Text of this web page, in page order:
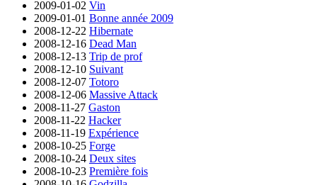
2009-01-02 Vin
2009-01-01 Bonne année 2009
2008-12-22 Hibernate
2008-12-16 Dead Man
2008-12-13 Trip de prof
2008-12-10 Suivant
2008-12-07 Totoro
2008-12-06 Massive Attack
2008-11-27 Gaston
2008-11-22 Hacker
2008-11-19 Expérience
2008-10-25 Forge
2008-10-24 Deux sites
2008-10-23 Première fois